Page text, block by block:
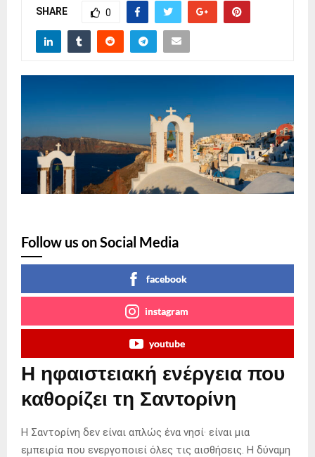
SHARE 0
Follow us on Social Media
facebook
instagram
youtube
Η ηφαιστειακή ενέργεια που
καθορίζει τη Σαντορίνη
Η Σαντορίνη δεν είναι απλώς ένα νησί· είναι μια
εμπειρία που ενεργοποιεί όλες τις αισθήσεις. Η δύναμη